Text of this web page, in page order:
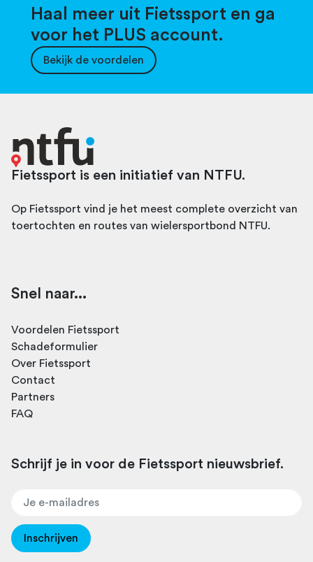
Haal meer uit Fietssport en ga
voor het PLUS account.
Bekijk de voordelen
Fietssport is een initiatief van NTFU.
Op Fietssport vind je het meest complete overzicht van
toertochten en routes van wielersportbond NTFU.
Snel naar...
Voordelen Fietssport
Schadeformulier
Over Fietssport
Contact
Partners
FAQ
Schrijf je in voor de Fietssport nieuwsbrief.
Inschrijven